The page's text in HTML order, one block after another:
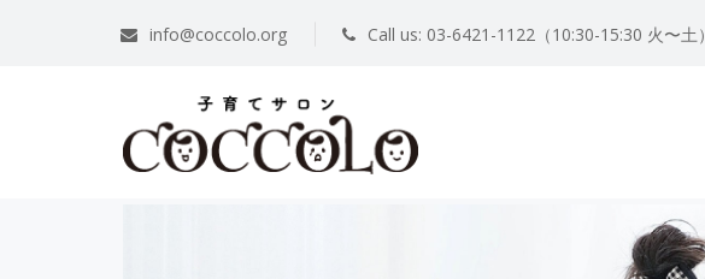
info@coccolo.org Call us: 03-6421-1122（10:30-15:30 火〜土）